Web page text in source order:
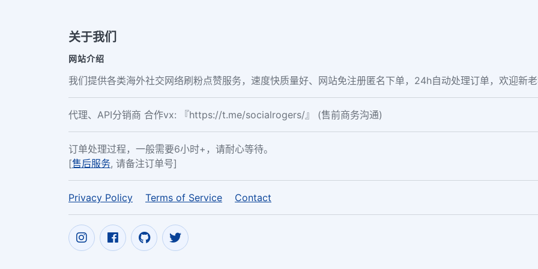
关于我们
网站介绍
我们提供各类海外社交网络刷粉点赞服务，速度快质量好、网站免注册匿名下单，24h自动处理订单，欢迎新老
代理、API分销商 合作vx: 『https://t.me/socialrogers/』 (售前商务沟通)
订单处理过程，一般需要6小时+，请耐心等待。
[售后服务, 请备注订单号]
Privacy Policy Terms of Service Contact